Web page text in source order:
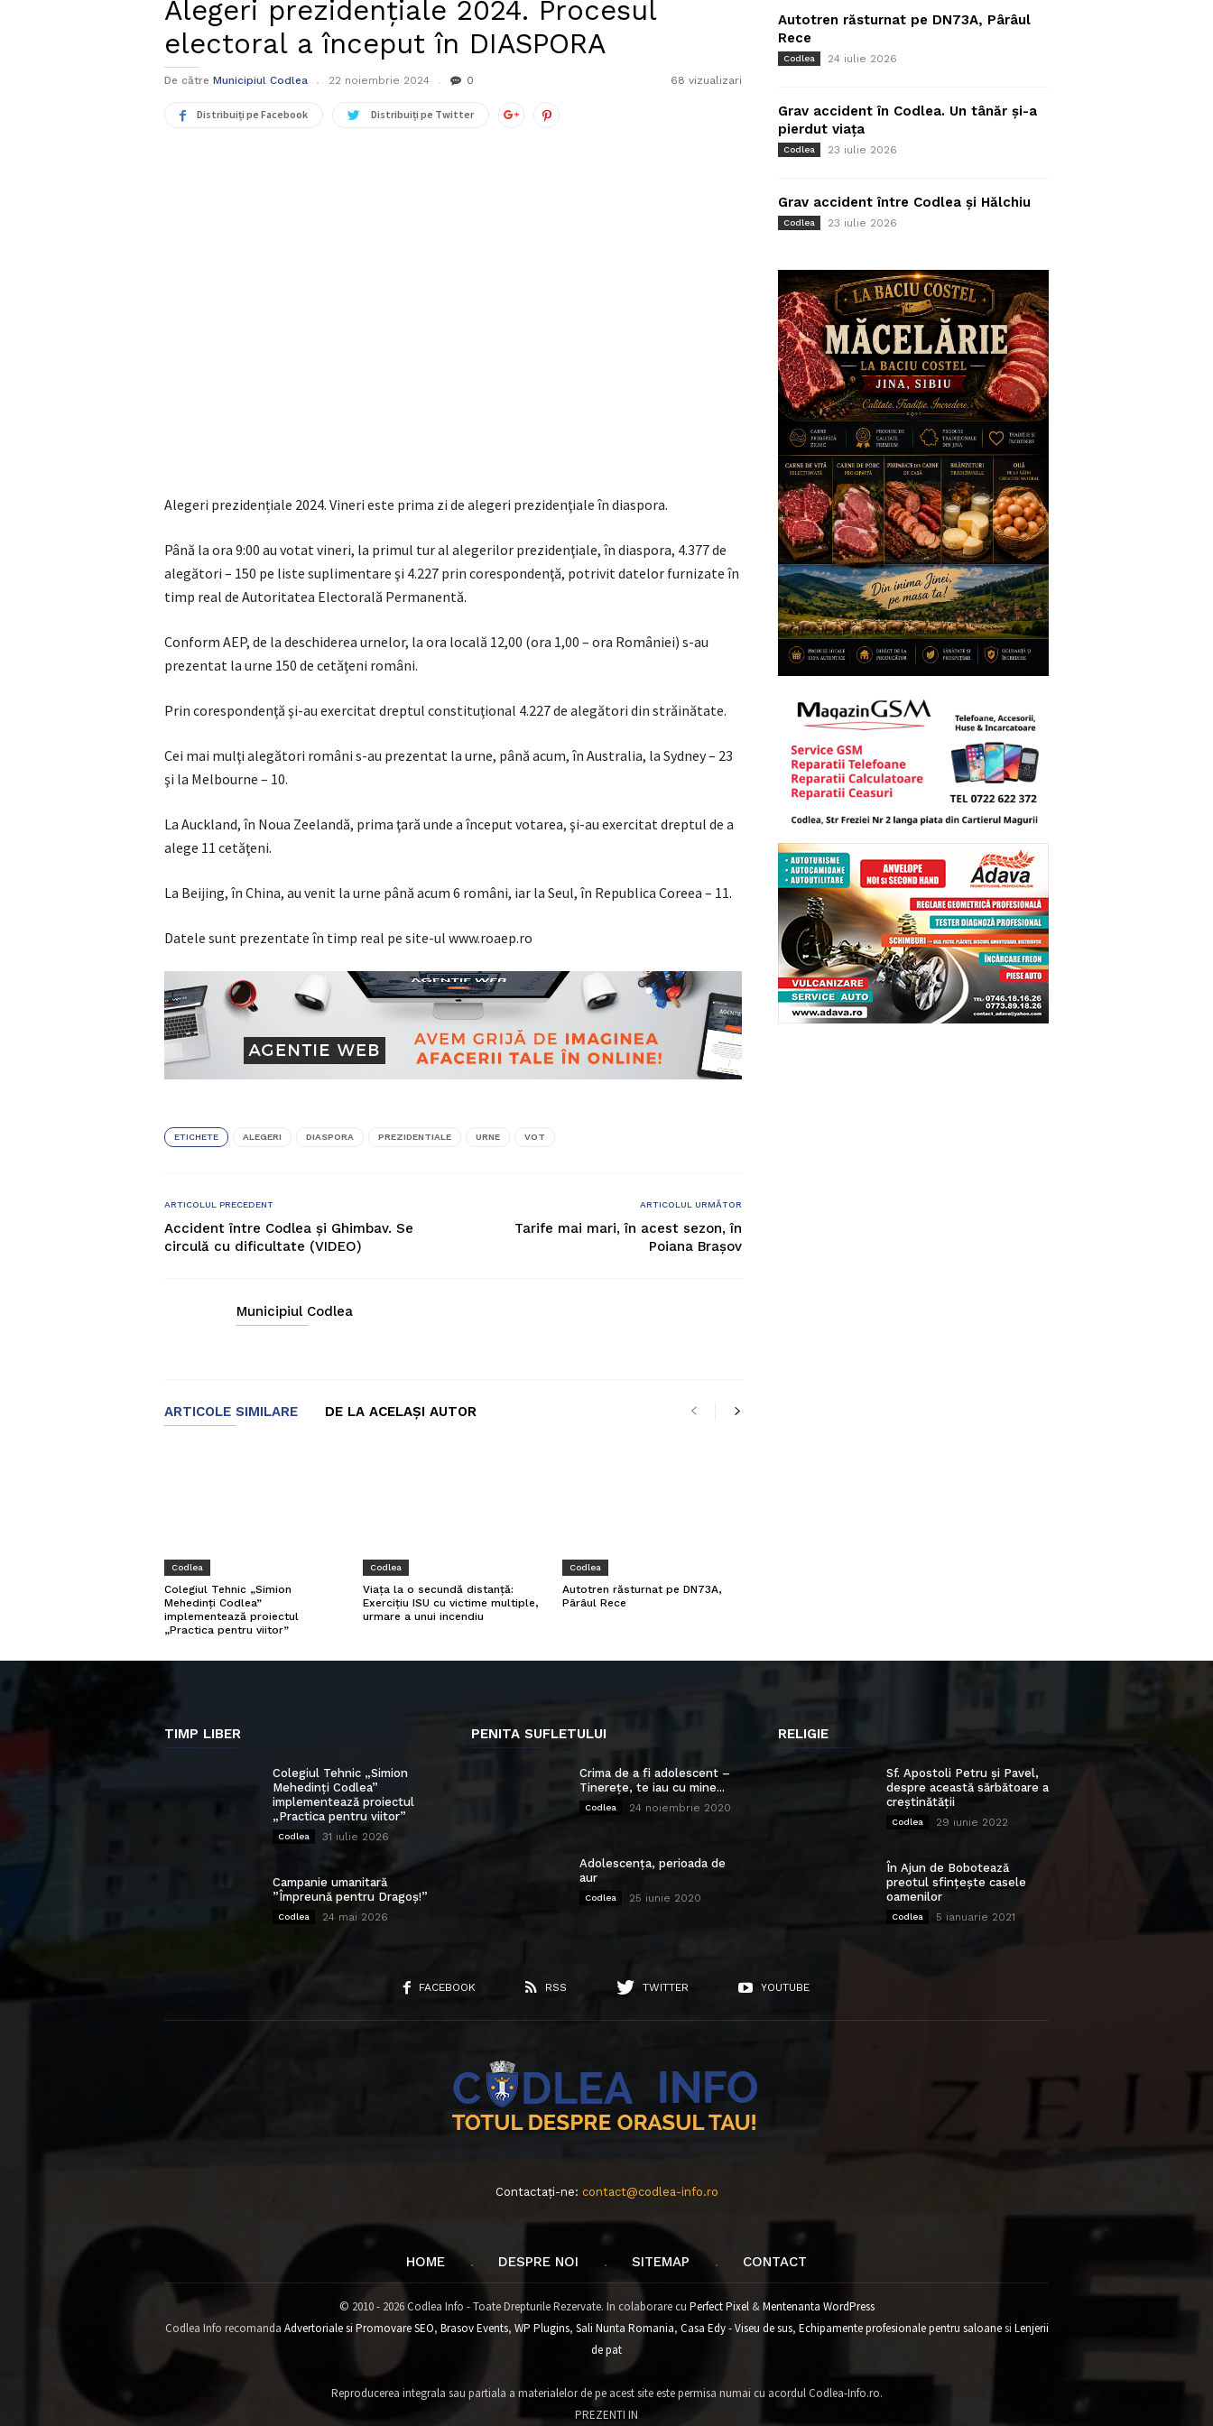
Alegeri prezidențiale 2024. Procesul
electoral a început în DIASPORA
De către Municipiul Codlea 22 noiembrie 2024 0 68 vizualizari
Distribuiți pe Facebook Distribuiți pe Twitter
Alegeri prezidențiale 2024. Vineri este prima zi de alegeri prezidenţiale în diaspora.
Până la ora 9:00 au votat vineri, la primul tur al alegerilor prezidenţiale, în diaspora, 4.377 de
alegători – 150 pe liste suplimentare şi 4.227 prin corespondenţă, potrivit datelor furnizate în
timp real de Autoritatea Electorală Permanentă.
Conform AEP, de la deschiderea urnelor, la ora locală 12,00 (ora 1,00 – ora României) s-au
prezentat la urne 150 de cetăţeni români.
Prin corespondenţă şi-au exercitat dreptul constituţional 4.227 de alegători din străinătate.
Cei mai mulţi alegători români s-au prezentat la urne, până acum, în Australia, la Sydney – 23
şi la Melbourne – 10.
La Auckland, în Noua Zeelandă, prima ţară unde a început votarea, şi-au exercitat dreptul de a
alege 11 cetăţeni.
La Beijing, în China, au venit la urne până acum 6 români, iar la Seul, în Republica Coreea – 11.
Datele sunt prezentate în timp real pe site-ul www.roaep.ro
ETICHETE ALEGERI DIASPORA PREZIDENTIALE URNE VOT
ARTICOLUL PRECEDENT
Accident între Codlea și Ghimbav. Se
circulă cu dificultate (VIDEO)
ARTICOLUL URMĂTOR
Tarife mai mari, în acest sezon, în
Poiana Brașov
Municipiul Codlea
ARTICOLE SIMILARE DE LA ACELAȘI AUTOR
Codlea
Colegiul Tehnic „Simion
Mehedinți Codlea”
implementează proiectul
„Practica pentru viitor”
Codlea
Viața la o secundă distanță:
Exercițiu ISU cu victime multiple,
urmare a unui incendiu
Codlea
Autotren răsturnat pe DN73A,
Pârâul Rece
Autotren răsturnat pe DN73A, Pârâul
Rece
Codlea 24 iulie 2026
Grav accident în Codlea. Un tânăr și-a
pierdut viața
Codlea 23 iulie 2026
Grav accident între Codlea și Hălchiu
Codlea 23 iulie 2026
TIMP LIBER
Colegiul Tehnic „Simion
Mehedinți Codlea”
implementează proiectul
„Practica pentru viitor”
Codlea 31 iulie 2026
Campanie umanitară
”Împreună pentru Dragoș!”
Codlea 24 mai 2026
PENITA SUFLETULUI
Crima de a fi adolescent –
Tinerețe, te iau cu mine...
Codlea 24 noiembrie 2020
Adolescența, perioada de
aur
Codlea 25 iunie 2020
RELIGIE
Sf. Apostoli Petru și Pavel,
despre această sărbătoare a
creștinătății
Codlea 29 iunie 2022
În Ajun de Bobotează
preotul sfințește casele
oamenilor
Codlea 5 ianuarie 2021
FACEBOOK RSS TWITTER YOUTUBE
Contactați-ne: contact@codlea-info.ro
HOME DESPRE NOI SITEMAP CONTACT
© 2010 - 2026 Codlea Info - Toate Drepturile Rezervate. In colaborare cu Perfect Pixel&Mentenanta WordPress
Codlea Info recomanda Advertoriale si Promovare SEO, Brasov Events, WP Plugins, Sali Nunta Romania, Casa Edy - Viseu de sus, Echipamente profesionale pentru saloanesi Lenjerii
de pat
Reproducerea integrala sau partiala a materialelor de pe acest site este permisa numai cu acordul Codlea-Info.ro.
PREZENTI IN